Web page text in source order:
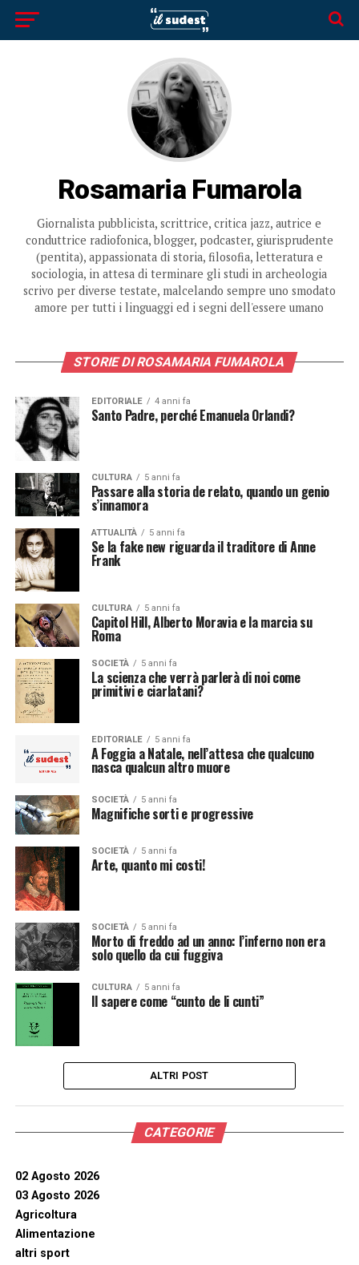
Rosamaria Fumarola
Giornalista pubblicista, scrittrice, critica jazz, autrice e
conduttrice radiofonica, blogger, podcaster, giurisprudente
(pentita), appassionata di storia, filosofia, letteratura e
sociologia, in attesa di terminare gli studi in archeologia
scrivo per diverse testate, malcelando sempre uno smodato
amore per tutti i linguaggi ed i segni dell'essere umano
STORIE DI ROSAMARIA FUMAROLA
EDITORIALE 4 anni fa
Santo Padre, perché Emanuela Orlandi?
CULTURA 5 anni fa
Passare alla storia de relato, quando un genio
s’innamora
ATTUALITÀ 5 anni fa
Se la fake new riguarda il traditore di Anne
Frank
CULTURA 5 anni fa
Capitol Hill, Alberto Moravia e la marcia su
Roma
SOCIETÀ 5 anni fa
La scienza che verrà parlerà di noi come
primitivi e ciarlatani?
EDITORIALE 5 anni fa
A Foggia a Natale, nell’attesa che qualcuno
nasca qualcun altro muore
SOCIETÀ 5 anni fa
Magnifiche sorti e progressive
SOCIETÀ 5 anni fa
Arte, quanto mi costi!
SOCIETÀ 5 anni fa
Morto di freddo ad un anno: l’inferno non era
solo quello da cui fuggiva
CULTURA 5 anni fa
Il sapere come “cunto de li cunti”
ALTRI POST
CATEGORIE
02 Agosto 2026
03 Agosto 2026
Agricoltura
Alimentazione
altri sport